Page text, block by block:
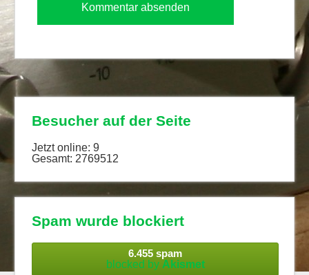
Besucher auf der Seite
Jetzt online: 9
Gesamt: 2769512
Spam wurde blockiert
6.455 spam
blocked by Akismet